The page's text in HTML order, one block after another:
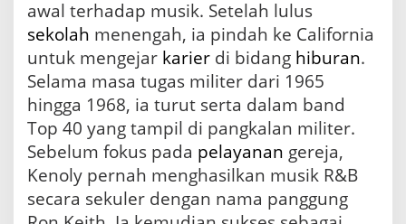
sekolah menengah, ia pindah ke California
untuk mengejar karier di bidang hiburan.
Selama masa tugas militer dari 1965
hingga 1968, ia turut serta dalam band
Top 40 yang tampil di pangkalan militer.
Sebelum fokus pada pelayanan gereja,
Kenoly pernah menghasilkan musik R&B
secara sekuler dengan nama panggung